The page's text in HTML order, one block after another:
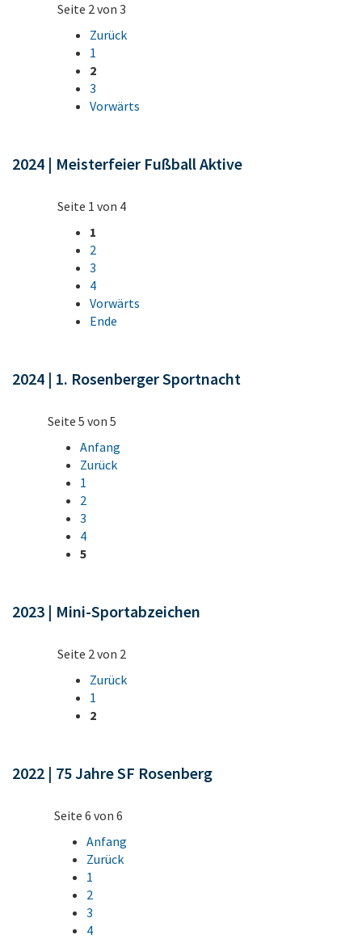
Seite 2 von 3
Zurück
1
2
3
Vorwärts
2024 | Meisterfeier Fußball Aktive
Seite 1 von 4
1
2
3
4
Vorwärts
Ende
2024 | 1. Rosenberger Sportnacht
Seite 5 von 5
Anfang
Zurück
1
2
3
4
5
2023 | Mini-Sportabzeichen
Seite 2 von 2
Zurück
1
2
2022 | 75 Jahre SF Rosenberg
Seite 6 von 6
Anfang
Zurück
1
2
3
4